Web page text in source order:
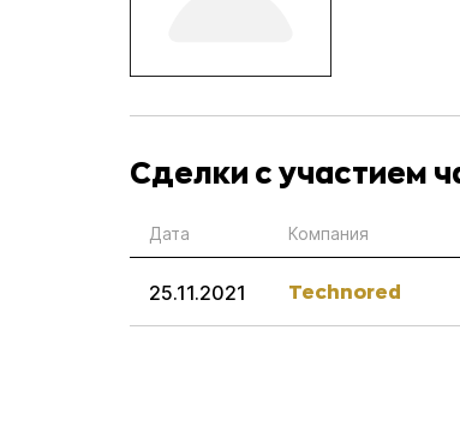
Сделки с участием
Дата Компания
25.11.2021 Technored